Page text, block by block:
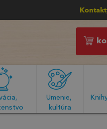
Umenie,
kultúra